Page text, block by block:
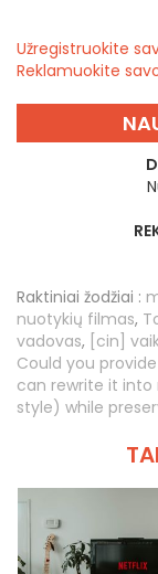
Užregistruokite
Reklamuokite
Raktiniai žodžiai :
nuotykių filmas,
vadovas, [cin]
Could you
can rewrite it into
style) while